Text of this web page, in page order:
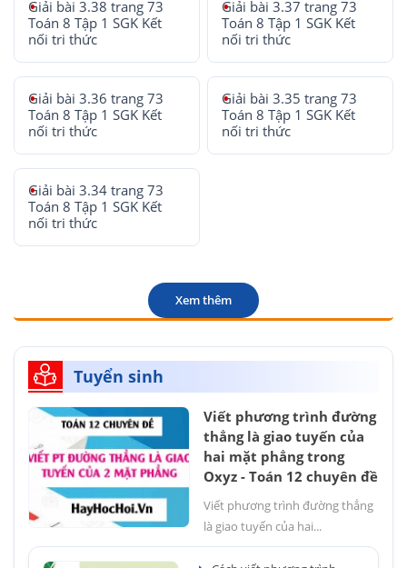
Giải bài 3.38 trang 73
Toán 8 Tập 1 SGK Kết
nối tri thức
Giải bài 3.37 trang 73
Toán 8 Tập 1 SGK Kết
nối tri thức
Giải bài 3.36 trang 73
Toán 8 Tập 1 SGK Kết
nối tri thức
Giải bài 3.35 trang 73
Toán 8 Tập 1 SGK Kết
nối tri thức
Giải bài 3.34 trang 73
Toán 8 Tập 1 SGK Kết
nối tri thức
Xem thêm
Tuyển sinh
Viết phương trình đường
thẳng là giao tuyến của
hai mặt phẳng trong
Oxyz - Toán 12 chuyên đề
Viết phương trình đường thẳng
là giao tuyến của hai...